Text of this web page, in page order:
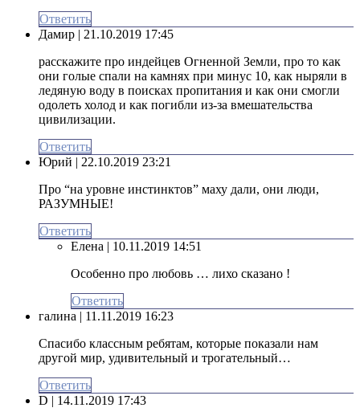
Ответить
Дамир | 21.10.2019 17:45
расскажите про индейцев Огненной Земли, про то как
они голые спали на камнях при минус 10, как ныряли в
ледяную воду в поисках пропитания и как они смогли
одолеть холод и как погибли из-за вмешательства
цивилизации.
Ответить
Юрий | 22.10.2019 23:21
Про “на уровне инстинктов” маху дали, они люди,
РАЗУМНЫЕ!
Ответить
Елена | 10.11.2019 14:51
Особенно про любовь … лихо сказано !
Ответить
галина | 11.11.2019 16:23
Спасибо классным ребятам, которые показали нам
другой мир, удивительный и трогательный…
Ответить
D | 14.11.2019 17:43